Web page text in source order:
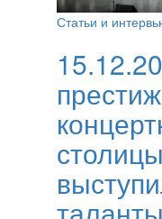
Статьи и
столицы